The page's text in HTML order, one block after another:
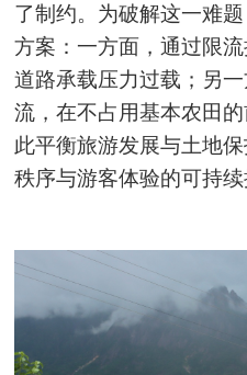
了制约。为破解这一难
方案：一方面，通过限
道路承载压力过载；另
流，在不占用基本农田
此平衡旅游发展与土地
秩序与游客体验的可持续